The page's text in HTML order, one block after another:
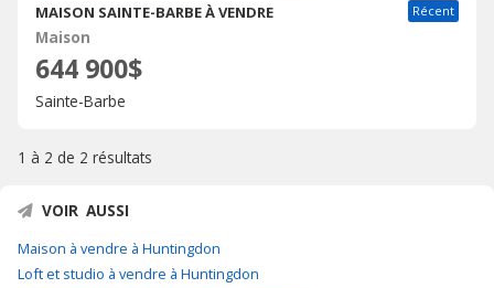
MAISON SAINTE-BARBE À VENDRE Récent
Maison
644 900$
Sainte-Barbe
1 à 2 de 2 résultats
VOIR AUSSI
Maison à vendre à Huntingdon
Loft et studio à vendre à Huntingdon